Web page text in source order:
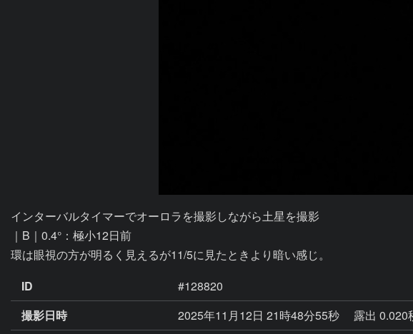
インターバルタイマーでオーロラを撮影しながら土星を撮影
｜B｜0.4°：極小12日前
ID
#128820
撮影日時
2025年11月12日 21時48分55秒
露出 0.020